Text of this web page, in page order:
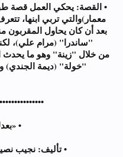
• القصة: يحكي العمل قصة
معمار)والتي تربي ابنها،
بعد أن كان يحاول المقربون
"ساندرا" (مرام علي)،
من خلال "زينة" وهو ما يحدث
"خولة" (ديمة
•
• تأليف: نجيب